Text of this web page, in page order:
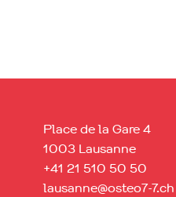
Place de la Gare 4
1003 Lausanne
+41 21 510 50 50
lausanne@osteo7-7.ch